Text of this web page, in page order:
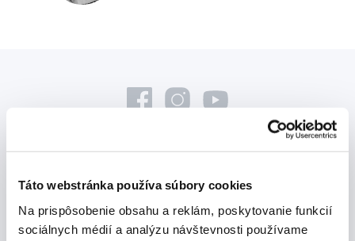
Táto webstránka používa súbory cookies
Na prispôsobenie obsahu a reklám, poskytovanie funkcií
sociálnych médií a analýzu návštevnosti používame